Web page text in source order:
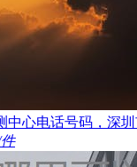
中心电话号码，深
件